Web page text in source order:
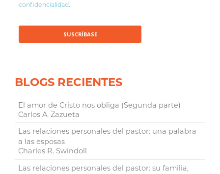
confidencialidad.
BLOGS RECIENTES
El amor de Cristo nos obliga (Segunda parte)
Carlos A. Zazueta
Las relaciones personales del pastor: una palabra
a las esposas
Charles R. Swindoll
Las relaciones personales del pastor: su familia,